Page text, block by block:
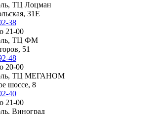
ТЦ Лоцман
31Е
38
21-00
ТЦ ФМ
51
48
20-00
ТЦ МЕГАНОМ
шоссе, 8
40
21-00
Виноград